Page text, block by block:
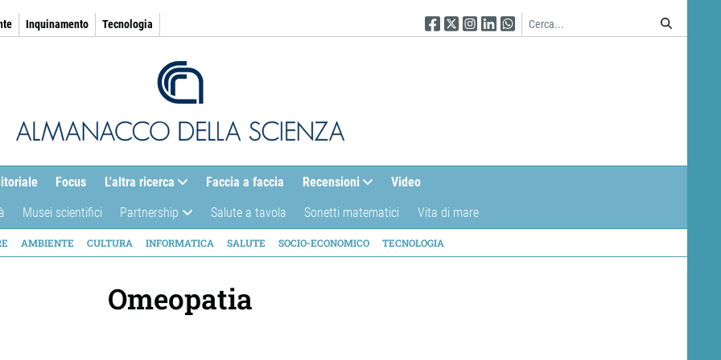
Inquinamento Tecnologia Seguici su Facebook
Seguici su Twitter
Seguici su Instagram
Seguici su Linkedin
Seguici su WhatsApp
Focus L'altra ricerca Faccia a faccia Recensioni Video
Musei scientifici Partnership Salute a tavola Sonetti matematici Vita di mare
AMBIENTE CULTURA INFORMATICA SALUTE SOCIO-ECONOMICO TECNOLOGIA
Omeopatia